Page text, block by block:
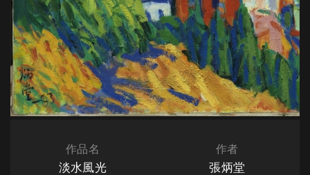
作品名
淡水風光
作者
張炳堂